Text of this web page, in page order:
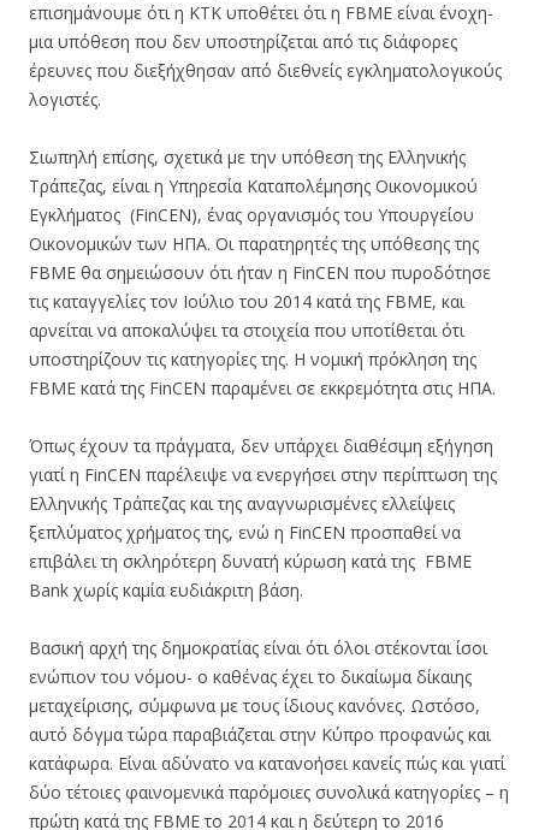
επισημάνουμε ότι η ΚΤΚ υποθέτει ότι η FBME είναι ένοχη-
μια υπόθεση που δεν υποστηρίζεται από τις διάφορες
έρευνες που διεξήχθησαν από διεθνείς εγκληματολογικούς
λογιστές.
Σιωπηλή επίσης, σχετικά με την υπόθεση της Ελληνικής
Τράπεζας, είναι η Υπηρεσία Καταπολέμησης Οικονομικού
Εγκλήματος (FinCEN), ένας οργανισμός του Υπουργείου
Οικονομικών των ΗΠΑ. Οι παρατηρητές της υπόθεσης της
FBME θα σημειώσουν ότι ήταν η FinCEN που πυροδότησε
τις καταγγελίες τον Ιούλιο του 2014 κατά της FBME, και
αρνείται να αποκαλύψει τα στοιχεία που υποτίθεται ότι
υποστηρίζουν τις κατηγορίες της. Η νομική πρόκληση της
FBME κατά της FinCEN παραμένει σε εκκρεμότητα στις ΗΠΑ.
Όπως έχουν τα πράγματα, δεν υπάρχει διαθέσιμη εξήγηση
γιατί η FinCEN παρέλειψε να ενεργήσει στην περίπτωση της
Ελληνικής Τράπεζας και της αναγνωρισμένες ελλείψεις
ξεπλύματος χρήματος της, ενώ η FinCEN προσπαθεί να
επιβάλει τη σκληρότερη δυνατή κύρωση κατά της FBME
Bank χωρίς καμία ευδιάκριτη βάση.
Βασική αρχή της δημοκρατίας είναι ότι όλοι στέκονται ίσοι
ενώπιον του νόμου- ο καθένας έχει το δικαίωμα δίκαιης
μεταχείρισης, σύμφωνα με τους ίδιους κανόνες. Ωστόσο,
αυτό δόγμα τώρα παραβιάζεται στην Κύπρο προφανώς και
κατάφωρα. Είναι αδύνατο να κατανοήσει κανείς πώς και γιατί
δύο τέτοιες φαινομενικά παρόμοιες συνολικά κατηγορίες – η
πρώτη κατά της FBME το 2014 και η δεύτερη το 2016